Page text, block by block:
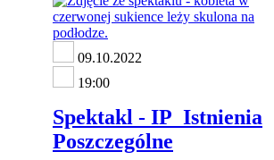
09.10.2022
19:00
Spektakl - IP_Istnienia
Poszczególne